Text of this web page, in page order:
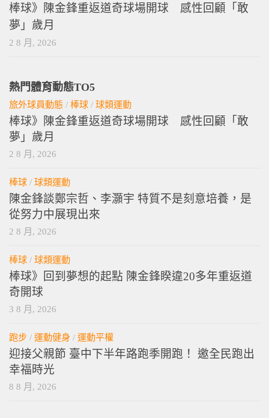
棒球》陳金鋒重返道奇球場開球 感性回顧「敢
夢」歲月
2 8 月, 2026
熱門體育動態TO5
旅外球員動態 / 棒球 / 球類運動
棒球》陳金鋒重返道奇球場開球 感性回顧「敢
夢」歲月
2 8 月, 2026
棒球 / 球類運動
陳金鋒談鄭宗哲、李灝宇 特質不是刻意培養，是
從努力中展現出來
2 8 月, 2026
棒球 / 球類運動
棒球》回到夢想的起點 陳金鋒睽違20多年重返道
奇開球
3 8 月, 2026
跑步 / 運動健身 / 運動平權
迎接父親節 臺中下半年路跑季開跑！ 邀全民跑出
幸福時光
8 8 月, 2026